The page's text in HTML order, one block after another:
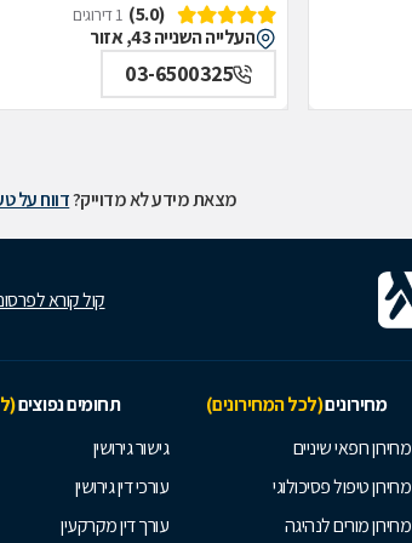
(5.0)
1 דירוגים
העלייה השנייה 43, אזור
03-6500325
מצאת מידע לא מדוייק?דווח על
קול קורא
מחירונים(לכל המחירונים) תחומים נפוצים
מחירון רופאי שיניים
מחירון טיפול פסיכולוגי
מחירון מורים לנהיגה
גישור גירושין
עורכי דין גירושין
עורך דין מקרקעין